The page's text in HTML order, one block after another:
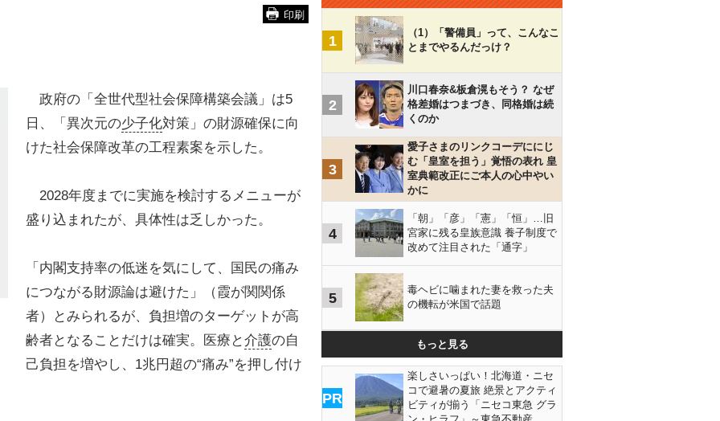
印刷
政府の「全世代型社会保障構築会議」は5
日、「異次元の少子化対策」の財源確保に向
けた社会保障改革の工程素案を示した。
2028年度までに実施を検討するメニューが
盛り込まれたが、具体性は乏しかった。
「内閣支持率の低迷を気にして、国民の痛み
につながる財源論は避けた」（霞が関関係
者）とみられるが、負担増のターゲットが高
齢者となることだけは確実。医療と介護の自
己負担を増やし、1兆円超の“痛み”を押し付け
1
（1）「警備員」って、こんなこ
とまでやるんだっけ？
2
川口春奈&板倉滉もそう？ なぜ
格差婚はつまづき、同格婚は続
くのか
3
愛子さまのリンクコーデににじ
む「皇室を担う」覚悟の表れ 皇
室典範改正にご本人の心中やい
かに
4
「朝」「彦」「憲」「恒」…旧
宮家に残る皇族意識 養子制度で
改めて注目された「通字」
5
毒ヘビに噛まれた妻を救った夫
の機転が米国で話題
もっと見る
PR
楽しさいっぱい！北海道・ニセ
コで避暑の夏旅 絶景とアクティ
ビティが揃う「ニセコ東急 グラ